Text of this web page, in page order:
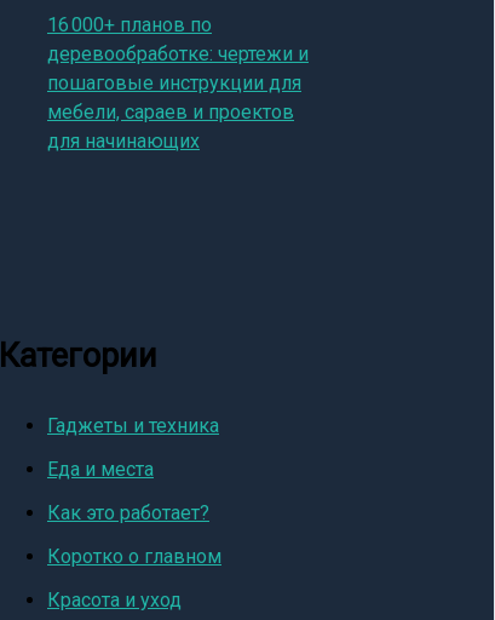
16 000+ планов по
деревообработке: чертежи и
пошаговые инструкции для
мебели, сараев и проектов
для начинающих
Категории
Гаджеты и техника
Еда и места
Как это работает?
Коротко о главном
Красота и уход